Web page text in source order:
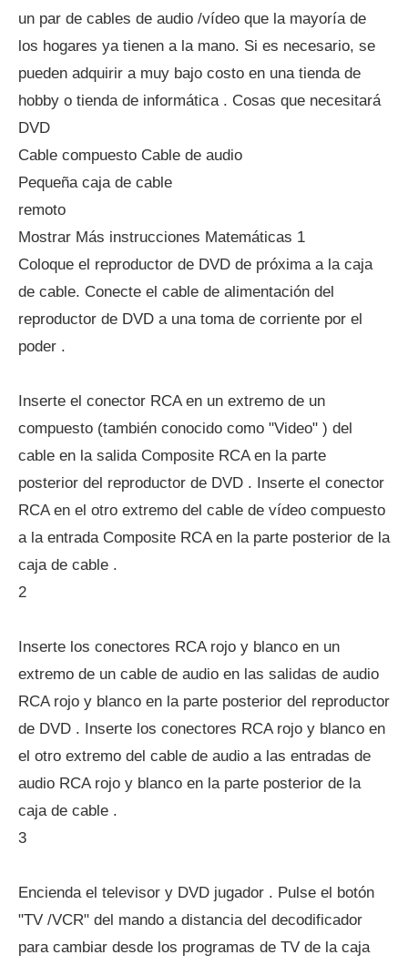
un par de cables de audio /vídeo que la mayoría de
los hogares ya tienen a la mano. Si es necesario, se
pueden adquirir a muy bajo costo en una tienda de
hobby o tienda de informática . Cosas que necesitará
DVD
Cable compuesto Cable de audio
Pequeña caja de cable
remoto
Mostrar Más instrucciones Matemáticas 1
Coloque el reproductor de DVD de próxima a la caja
de cable. Conecte el cable de alimentación del
reproductor de DVD a una toma de corriente por el
poder .
Inserte el conector RCA en un extremo de un
compuesto (también conocido como "Video" ) del
cable en la salida Composite RCA en la parte
posterior del reproductor de DVD . Inserte el conector
RCA en el otro extremo del cable de vídeo compuesto
a la entrada Composite RCA en la parte posterior de la
caja de cable .
2
Inserte los conectores RCA rojo y blanco en un
extremo de un cable de audio en las salidas de audio
RCA rojo y blanco en la parte posterior del reproductor
de DVD . Inserte los conectores RCA rojo y blanco en
el otro extremo del cable de audio a las entradas de
audio RCA rojo y blanco en la parte posterior de la
caja de cable .
3
Encienda el televisor y DVD jugador . Pulse el botón
"TV /VCR" del mando a distancia del decodificador
para cambiar desde los programas de TV de la caja